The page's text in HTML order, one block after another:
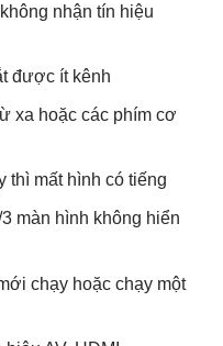
nhận tín hiệu
được ít kênh
xa hoặc các phím cơ
thì mất hình có tiếng
màn hình không hiển
chạy hoặc chạy một